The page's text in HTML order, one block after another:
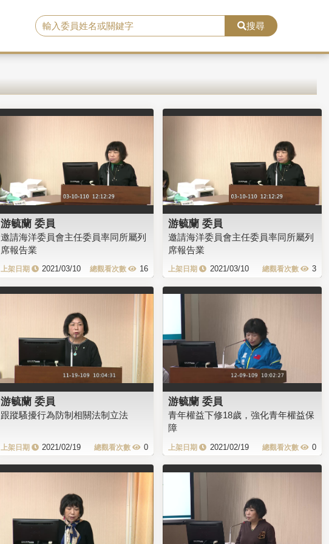
搜尋
游毓蘭 委員
邀請海洋委員會主任委員率同所屬列
席報告業
2021/03/10 16
游毓蘭 委員
邀請海洋委員會主任委員率同所屬列
席報告業
2021/03/10 3
游毓蘭 委員
跟蹤騷擾行為防制相關法制立法
2021/02/19 0
游毓蘭 委員
青年權益下修18歲，強化青年權益保
障
2021/02/19 0